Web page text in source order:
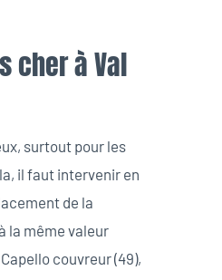
cher à Val
surtout pour les
il faut intervenir en
de la
la même valeur
couvreur (49),